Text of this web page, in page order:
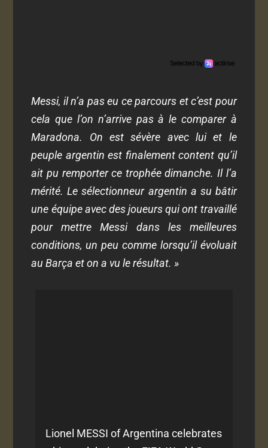
Messi, il n’a pas eu ce parcours et c’est pour
cela que l’on n’arrive pas à le comparer à
Maradona. On est sévère avec lui et le
peuple argentin est finalement content qu’il
ait pu remporter ce trophée dimanche. Il l’a
mérité. Le sélectionneur argentin a su bâtir
une équipe avec des joueurs qui ont travaillé
pour mettre Messi dans les meilleures
conditions, un peu comme lorsqu’il évoluait
au Barça et on a vu le résultat. »
Lionel MESSI of Argentina celebrates